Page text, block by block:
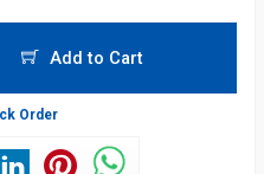
Add to Cart
Order